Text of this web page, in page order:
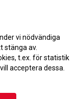
vi nödvändiga
stänga av.
t.ex. för statistik
acceptera dessa.